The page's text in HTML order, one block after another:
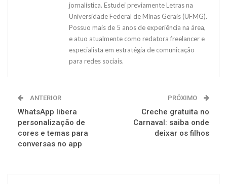
jornalística. Estudei previamente Letras na
Universidade Federal de Minas Gerais (UFMG).
Possuo mais de 5 anos de experiência na área,
e atuo atualmente como redatora freelancer e
especialista em estratégia de comunicação
para redes sociais.
ANTERIOR
WhatsApp libera
personalização de
cores e temas para
conversas no app
PRÓXIMO
Creche gratuita no
Carnaval: saiba onde
deixar os filhos